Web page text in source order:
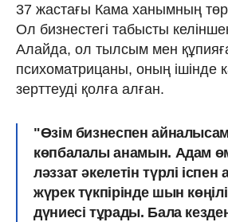
37 жастағы Кама ханымның
Ол бизнестегі табысты
Алайда, ол тылсым мен
психоматрицаны, оның ішінде
зерттеуді қолға алған.
"Өзім бизнеспен
көпбалалы анамын. Адам
ләззат әкелетін түрлі
жүрек түкпірінде шын
дүниесі тұрады. Бала